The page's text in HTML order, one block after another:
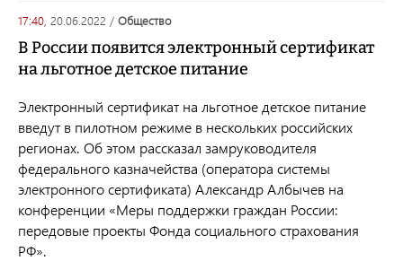
17:40, 20.06.2022 / общество
В России появится электронный сертификат
на льготное детское питание
Электронный сертификат на льготное детское питание
введут в пилотном режиме в нескольких российских
регионах. Об этом рассказал замруководителя
федерального казначейства (оператора системы
электронного сертификата) Александр Албычев на
конференции «Меры поддержки граждан России:
передовые проекты Фонда социального страхования
РФ».